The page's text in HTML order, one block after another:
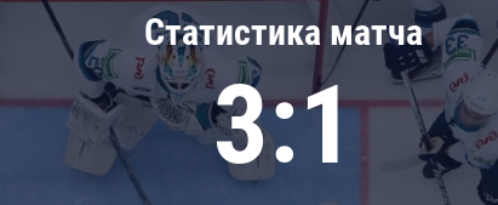
Дивизион Чернышева
Авангард
Адмирал
КХЛ
Статистика матча
3:1